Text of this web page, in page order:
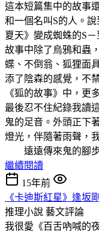
這本短篇集中的故事
和一個名叫S的人。
夏天》變成蜘蛛的S
故事中除了烏鴉和蟲
蝶、不倒翁、狐狸面
添了陰森的感覺，不
《狐的故事》中，更
最後忍不住紀錄我讀
鬼的足音。外頭正下
燈光，伴隨著雨聲，
遠遠傳來鬼的腳步
繼續閱讀
15年前
《卡迪斯紅星》逢坂
推理小說 藝文評論
我很愛《百舌吶喊的